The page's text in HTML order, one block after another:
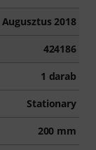
Augusztus 2018
424186
1 darab
Stationary
200 mm